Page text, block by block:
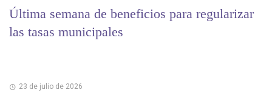
Última semana de beneficios para regularizar
las tasas municipales
23 de julio de 2026